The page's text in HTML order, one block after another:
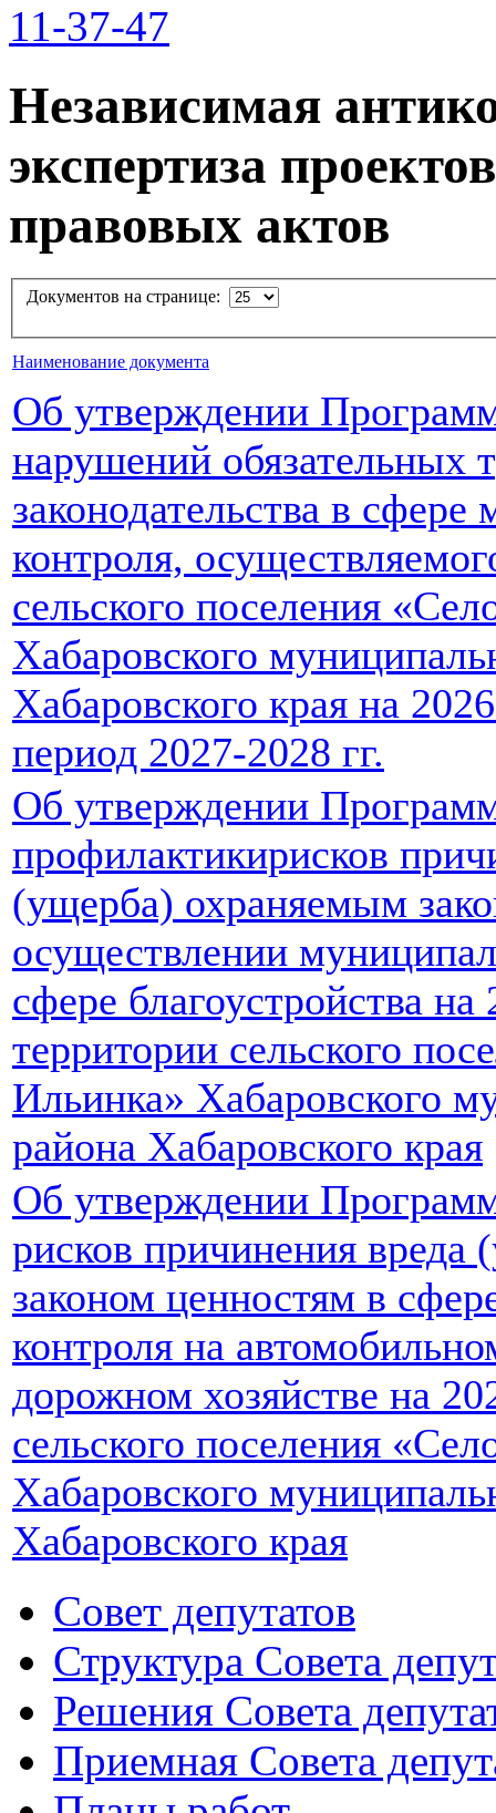
Независимая
экспертиза
правовых актов
Документов на странице:
Наименование документа
Об утверждении
нарушений обязательных
законодательства в
контроля,
сельского поселения
Хабаровского
Хабаровского края на
период 2027-2028 гг.
Об утверждении
профилактикирисков
(ущерба) охраняемым
осуществлении
сфере благоустройства на
территории сельского
Ильинка» Хабаровского
района Хабаровского края
Об утверждении
рисков причинения
законом ценностям в
контроля на
дорожном хозяйстве на
сельского поселения
Хабаровского
Хабаровского края
Совет депутатов
Структура Совета
Решения Совета
Приемная Совета